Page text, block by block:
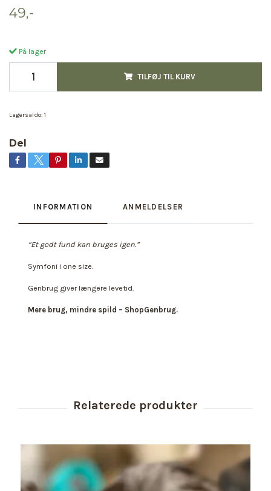
49,-
På lager
TILFØJ TIL KURV
Lagersaldo: 1
Del
INFORMATION ANMELDELSER
“Et godt fund kan bruges igen.”
Symfoni i one size.
Genbrug giver længere levetid.
Mere brug, mindre spild – ShopGenbrug.